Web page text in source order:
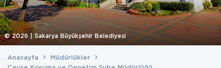
©2026| Sakarya Büyükşehir Belediyesi
Anasayfa
Müdürlükler